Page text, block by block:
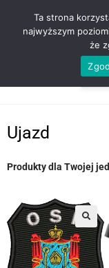
Ujazd
Produkty dla Twojej
Ta strona
najwyższym
że